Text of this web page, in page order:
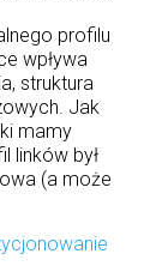
profilu
wpływa
struktura
Jak
mamy
linków był
(a może